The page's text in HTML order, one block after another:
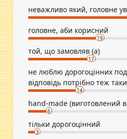
неважливо який, головне
головне, аби корисний
19
той, що замовляв (а)
17
не люблю дорогоцінних
відповідь потрібно теж
14
hand-made (виготовлений
6
тільки дорогоцінний
3